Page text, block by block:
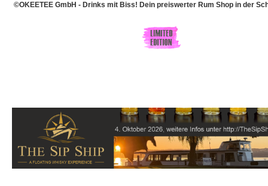
©OKEETEE GmbH - Drinks mit Biss! Dein preiswerter Rum Shop in der